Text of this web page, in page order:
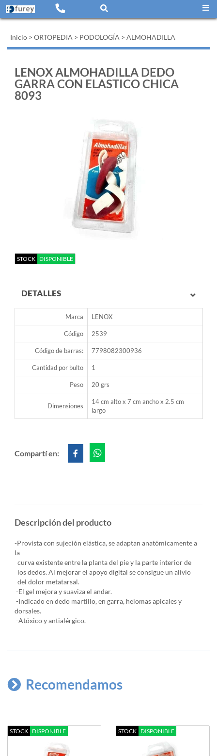
Inicio > ORTOPEDIA > PODOLOGÍA > ALMOHADILLA
LENOX ALMOHADILLA DEDO
GARRA CON ELASTICO CHICA
8093
STOCK DISPONIBLE
DETALLES
Marca LENOX
Código 2539
Código de barras: 7798082300936
Cantidad por bulto 1
Peso 20 grs
Dimensiones
14 cm alto x 7 cm ancho x 2.5 cm
largo
Compartí en:
Descripción del producto
-Provista con sujeción elástica, se adaptan anatómicamente a
la
curva existente entre la planta del pie y la parte interior de
los dedos. Al mejorar el apoyo digital se consigue un alivio
del dolor metatarsal.
-El gel mejora y suaviza el andar.
-Indicado en dedo martillo, en garra, helomas apicales y
dorsales.
-Atóxico y antialérgico.
Recomendamos
STOCK DISPONIBLE STOCK DISPONIBLE